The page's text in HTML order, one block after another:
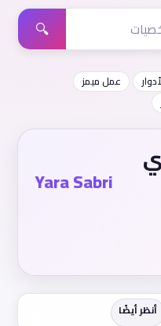
🔍
عمل ميمز
Yara Sabri
أنظر أيضًا